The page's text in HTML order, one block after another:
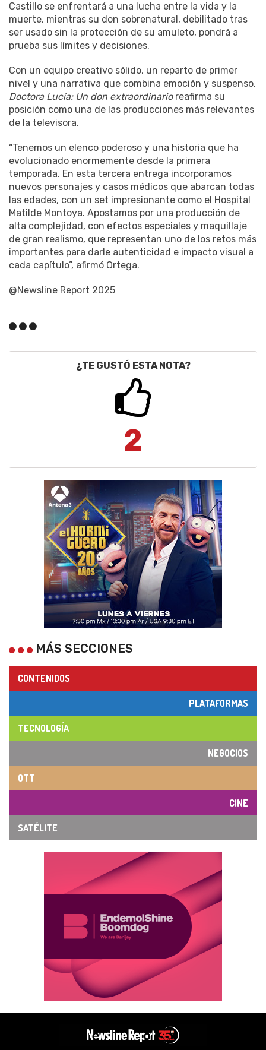
Castillo se enfrentará a una lucha entre la vida y la
muerte, mientras su don sobrenatural, debilitado tras
ser usado sin la protección de su amuleto, pondrá a
prueba sus límites y decisiones.
Con un equipo creativo sólido, un reparto de primer
nivel y una narrativa que combina emoción y suspenso,
Doctora Lucía: Un don extraordinarioreafirma su
posición como una de las producciones más relevantes
de la televisora.
“Tenemos un elenco poderoso y una historia que ha
evolucionado enormemente desde la primera
temporada. En esta tercera entrega incorporamos
nuevos personajes y casos médicos que abarcan todas
las edades, con un set impresionante como el Hospital
Matilde Montoya. Apostamos por una producción de
alta complejidad, con efectos especiales y maquillaje
de gran realismo, que representan uno de los retos más
importantes para darle autenticidad e impacto visual a
cada capítulo”, afirmó Ortega.
@Newsline Report 2025
¿TE GUSTÓ ESTA NOTA?
2
MÁS SECCIONES
CONTENIDOS
PLATAFORMAS
TECNOLOGÍA
NEGOCIOS
OTT
CINE
SATÉLITE